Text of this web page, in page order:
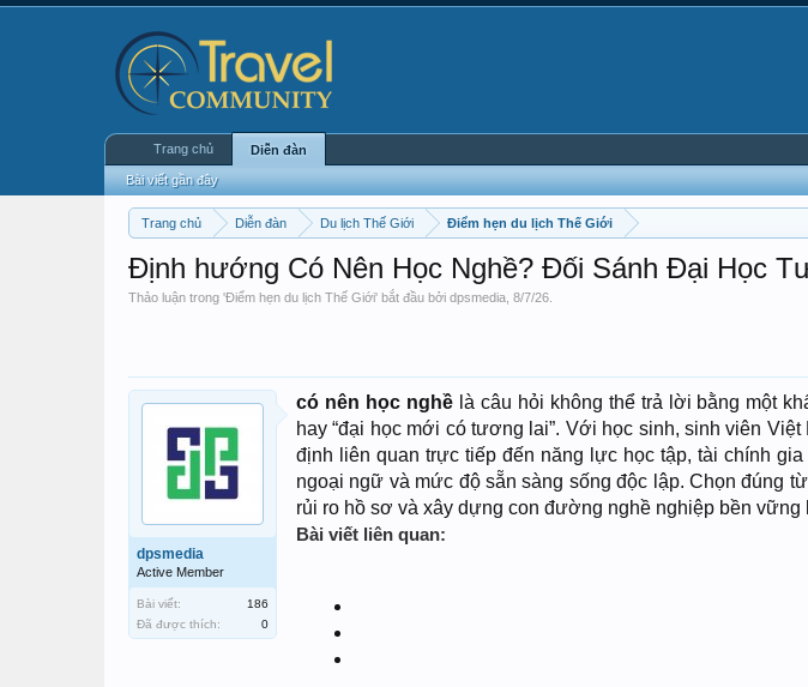
Trang chủ Diễn đàn Du lịch Thế Giới Điểm hẹn du lịch Thế Giới
Định hướng Có Nên Học Nghề? Đối Sánh Đại Học
Thảo luận trong 'Điểm hẹn du lịch Thế Giới' bắt đầu bởi dpsmedia 8/7/26
dpsmedia
Active Member
Bài viết:
186
Đã được thích:
0
có nên học nghềlà câu hỏi không thể trả lời bằng một
hay “đại học mới có tương lai”. Với học sinh, sinh viên
định liên quan trực tiếp đến năng lực học tập, tài chính
ngoại ngữ và mức độ sẵn sàng sống độc lập. Chọn đúng
rủi ro hồ sơ và xây dựng con đường nghề nghiệp bền vững
Bài viết liên quan:
Trang chủ Diễn đàn
Bài viết gần đây